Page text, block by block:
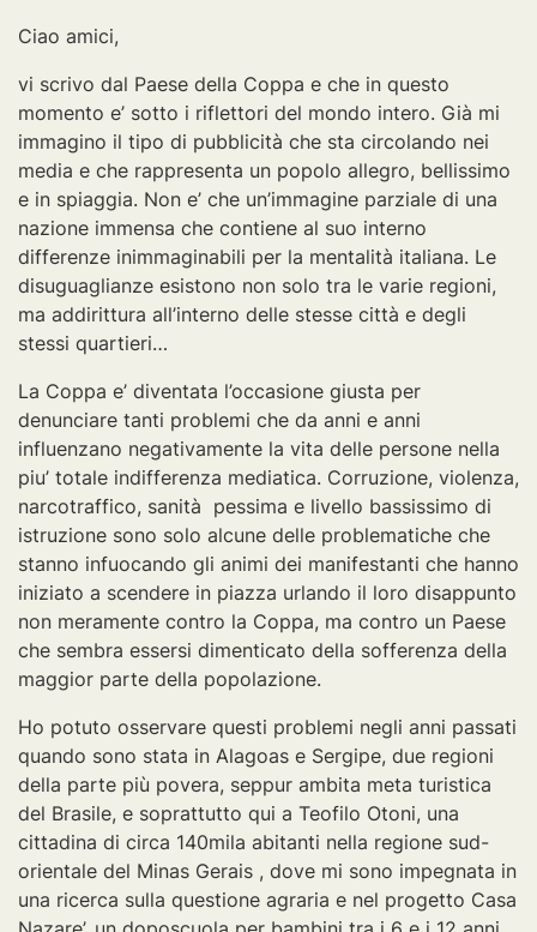
Ciao amici,
vi scrivo dal Paese della Coppa e che in questo
momento e’ sotto i riflettori del mondo intero. Già mi
immagino il tipo di pubblicità che sta circolando nei
media e che rappresenta un popolo allegro, bellissimo
e in spiaggia. Non e’ che un’immagine parziale di una
nazione immensa che contiene al suo interno
differenze inimmaginabili per la mentalità italiana. Le
disuguaglianze esistono non solo tra le varie regioni,
ma addirittura all’interno delle stesse città e degli
stessi quartieri…
La Coppa e’ diventata l’occasione giusta per
denunciare tanti problemi che da anni e anni
influenzano negativamente la vita delle persone nella
piu’ totale indifferenza mediatica. Corruzione, violenza,
narcotraffico, sanità pessima e livello bassissimo di
istruzione sono solo alcune delle problematiche che
stanno infuocando gli animi dei manifestanti che hanno
iniziato a scendere in piazza urlando il loro disappunto
non meramente contro la Coppa, ma contro un Paese
che sembra essersi dimenticato della sofferenza della
maggior parte della popolazione.
Ho potuto osservare questi problemi negli anni passati
quando sono stata in Alagoas e Sergipe, due regioni
della parte più povera, seppur ambita meta turistica
del Brasile, e soprattutto qui a Teofilo Otoni, una
cittadina di circa 140mila abitanti nella regione sud-
orientale del Minas Gerais , dove mi sono impegnata in
una ricerca sulla questione agraria e nel progetto Casa